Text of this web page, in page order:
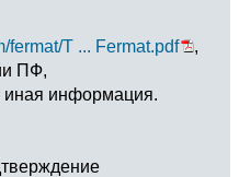
fermat/T ... Fermat.pdf
,
ПФ,
иная информация.